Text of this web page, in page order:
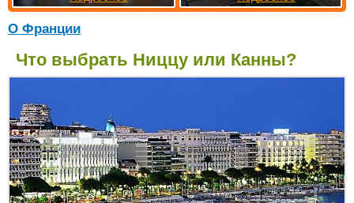
О Франции
Что выбрать Ниццу или Канны?